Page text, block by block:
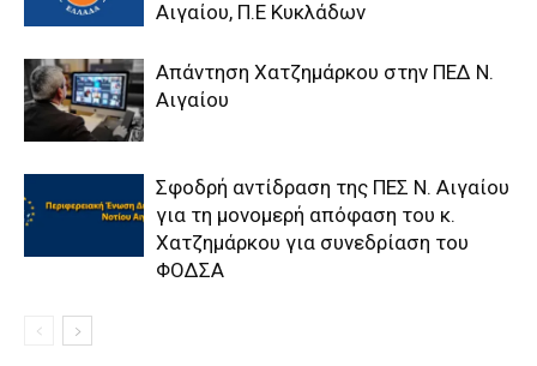
Αιγαίου, Π.Ε Κυκλάδων
Απάντηση Χατζημάρκου στην ΠΕΔ Ν.
Αιγαίου
Σφοδρή αντίδραση της ΠΕΣ Ν. Αιγαίου
για τη μονομερή απόφαση του κ.
Χατζημάρκου για συνεδρίαση του
ΦΟΔΣΑ